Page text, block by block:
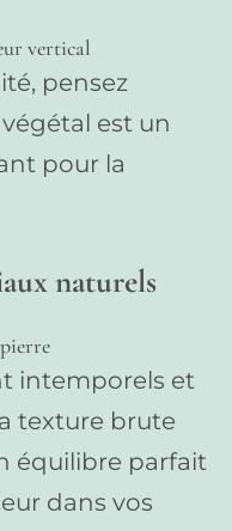
vertical
pensez
est un
pour la
naturels
intemporels et
texture brute
équilibre parfait
dans vos